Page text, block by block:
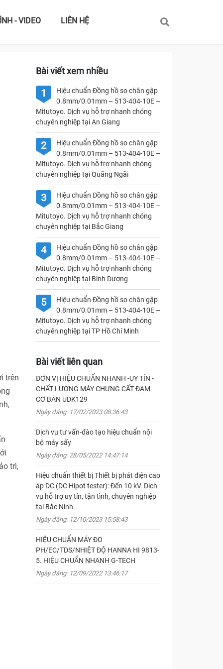
- VIDEO LIÊN HỆ
trên
trì,
Bài viết xem nhiều
1
Hiệu chuẩn Đồng hồ so chân gập
0.8mm/0.01mm – 513-404-10E –
Mitutoyo. Dịch vụ hỗ trợ nhanh chóng
chuyên nghiệp tại An Giang
2
Hiệu chuẩn Đồng hồ so chân gập
0.8mm/0.01mm – 513-404-10E –
Mitutoyo. Dịch vụ hỗ trợ nhanh chóng
chuyên nghiệp tại Quãng Ngãi
3
Hiệu chuẩn Đồng hồ so chân gập
0.8mm/0.01mm – 513-404-10E –
Mitutoyo. Dịch vụ hỗ trợ nhanh chóng
chuyên nghiệp tại Bắc Giang
4
Hiệu chuẩn Đồng hồ so chân gập
0.8mm/0.01mm – 513-404-10E –
Mitutoyo. Dịch vụ hỗ trợ nhanh chóng
chuyên nghiệp tại Bình Dương
5
Hiệu chuẩn Đồng hồ so chân gập
0.8mm/0.01mm – 513-404-10E –
Mitutoyo. Dịch vụ hỗ trợ nhanh chóng
chuyên nghiệp tại TP Hồ Chí Minh
Bài viết liên quan
ĐƠN VỊ HIỆU CHUẨN NHANH -UY TÍN -
CHẤT LƯỢNG MÁY CHƯNG CẤT ĐẠM
CƠ BẢN UDK129
Ngày đăng: 17/02/2023 08:36:43
Dịch vụ tư vấn-đào tạo hiệu chuẩn nội
bộ máy sấy
Ngày đăng: 28/05/2022 14:47:14
Hiệu chuẩn thiết bị Thiết bị phát điện cao
áp DC (DC Hipot tester): Đến 10 kV. Dịch
vụ hỗ trợ uy tín, tận tình, chuyên nghiệp
tại Bắc Ninh
Ngày đăng: 12/10/2023 15:58:43
HIỆU CHUẨN MÁY ĐO
PH/EC/TDS/NHIỆT ĐỘ HANNA HI 9813-
5. HIỆU CHUẨN NHANH G-TECH
Ngày đăng: 12/09/2022 13:46:17